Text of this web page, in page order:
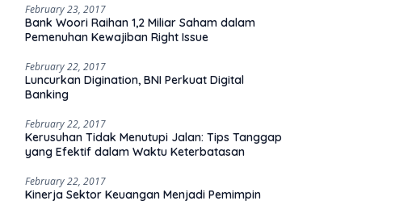
February 23, 2017
Bank Woori Raihan 1,2 Miliar Saham dalam
Pemenuhan Kewajiban Right Issue
February 22, 2017
Luncurkan Digination, BNI Perkuat Digital
Banking
February 22, 2017
Kerusuhan Tidak Menutupi Jalan: Tips Tanggap
yang Efektif dalam Waktu Keterbatasan
February 22, 2017
Kinerja Sektor Keuangan Menjadi Pemimpin